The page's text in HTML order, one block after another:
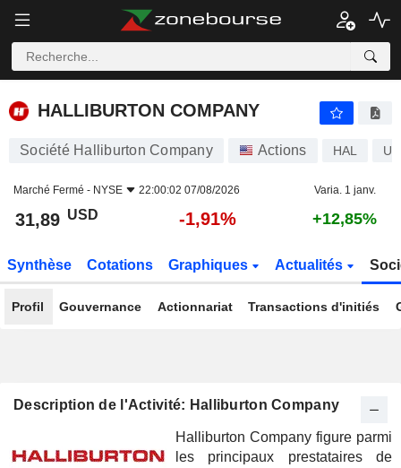
HALLIBURTON COMPANY
HALLIBURTON COMPANY
Société Halliburton Company Actions HAL
Marché Fermé - NYSE 22:00:02 07/08/2026 Varia. 1 janv.
31,89 USD -1,91% +12,85%
Synthèse Cotations Graphiques Actualités
Profil Gouvernance Actionnariat Transactions d'initiés
Description de l'Activité: Halliburton Company
Halliburton Company figure parmi
les principaux prestataires de